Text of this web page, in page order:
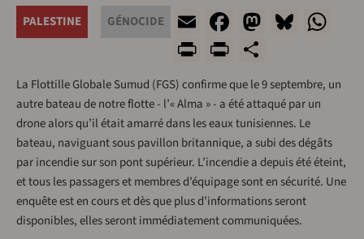
PALESTINE GÉNOCIDE EmailFacebook
Print
La Flottille Globale Sumud (FGS) confirme que le 9 septembre, un
autre bateau de notre flotte - l’« Alma » - a été attaqué par un
drone alors qu’il était amarré dans les eaux tunisiennes. Le
bateau, naviguant sous pavillon britannique, a subi des dégâts
par incendie sur son pont supérieur. L’incendie a depuis été éteint,
et tous les passagers et membres d’équipage sont en sécurité. Une
enquête est en cours et dès que plus d’informations seront
disponibles, elles seront immédiatement communiquées.